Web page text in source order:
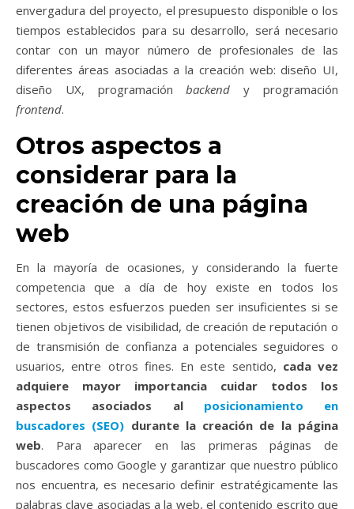
envergadura del proyecto, el presupuesto disponible o los
tiempos establecidos para su desarrollo, será necesario
contar con un mayor número de profesionales de las
diferentes áreas asociadas a la creación web: diseño UI,
diseño UX, programaciónbackend y programación
frontend.
Otros aspectos a
considerar para la
creación de una página
web
En la mayoría de ocasiones, y considerando la fuerte
competencia que a día de hoy existe en todos los
sectores, estos esfuerzos pueden ser insuficientes si se
tienen objetivos de visibilidad, de creación de reputación o
de transmisión de confianza a potenciales seguidores o
usuarios, entre otros fines. En este sentido, cada vez
adquiere mayor importancia cuidar todos los
aspectos asociados al posicionamiento en
buscadores (SEO) durante la creación de la página
web. Para aparecer en las primeras páginas de
buscadores como Google y garantizar que nuestro público
nos encuentra, es necesario definir estratégicamente las
palabras clave asociadas a la web, el contenido escrito que